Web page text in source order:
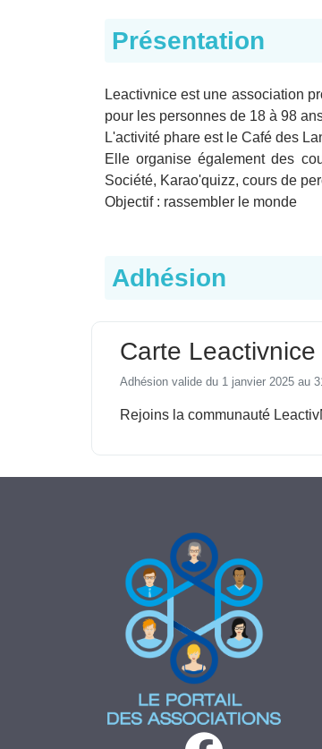
Présentation
Leactivnice est une association
pour les personnes de 18 à 98
L'activité phare est le Café des
Elle organise également des
Société, Karao'quizz, cours de
Objectif : rassembler le monde
Adhésion
Carte Leactivnice
Adhésion valide du 1 janvier 2025 au
Rejoins la communauté